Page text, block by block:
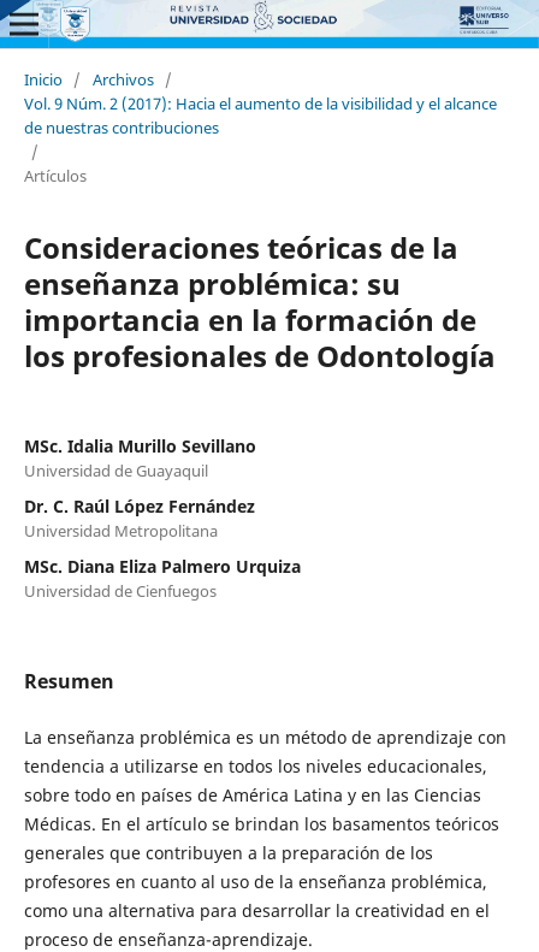
Inicio / Archivos /
Vol. 9 Núm. 2 (2017): Hacia el aumento de la visibilidad y el alcance
de nuestras contribuciones
/
Artículos
Consideraciones teóricas de la
enseñanza problémica: su
importancia en la formación de
los profesionales de Odontología
MSc. Idalia Murillo Sevillano
Universidad de Guayaquil
Dr. C. Raúl López Fernández
Universidad Metropolitana
MSc. Diana Eliza Palmero Urquiza
Universidad de Cienfuegos
Resumen
La enseñanza problémica es un método de aprendizaje con
tendencia a utilizarse en todos los niveles educacionales,
sobre todo en países de América Latina y en las Ciencias
Médicas. En el artículo se brindan los basamentos teóricos
generales que contribuyen a la preparación de los
profesores en cuanto al uso de la enseñanza problémica,
como una alternativa para desarrollar la creatividad en el
proceso de enseñanza-aprendizaje.